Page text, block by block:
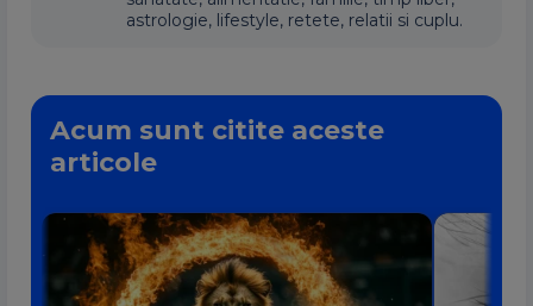
astrologie, lifestyle, retete, relatii si cuplu.
Acum sunt citite aceste
articole